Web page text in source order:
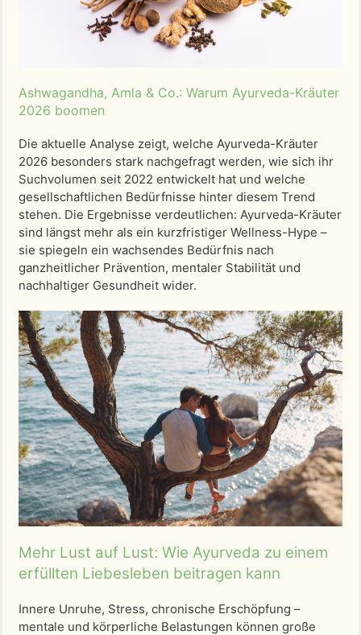
Ashwagandha, Amla & Co.: Warum Ayurveda-Kräuter
2026 boomen
Die aktuelle Analyse zeigt, welche Ayurveda-Kräuter
2026 besonders stark nachgefragt werden, wie sich ihr
Suchvolumen seit 2022 entwickelt hat und welche
gesellschaftlichen Bedürfnisse hinter diesem Trend
stehen. Die Ergebnisse verdeutlichen: Ayurveda-Kräuter
sind längst mehr als ein kurzfristiger Wellness-Hype –
sie spiegeln ein wachsendes Bedürfnis nach
ganzheitlicher Prävention, mentaler Stabilität und
nachhaltiger Gesundheit wider.
Mehr Lust auf Lust: Wie Ayurveda zu einem
erfüllten Liebesleben beitragen kann
Innere Unruhe, Stress, chronische Erschöpfung –
mentale und körperliche Belastungen können große